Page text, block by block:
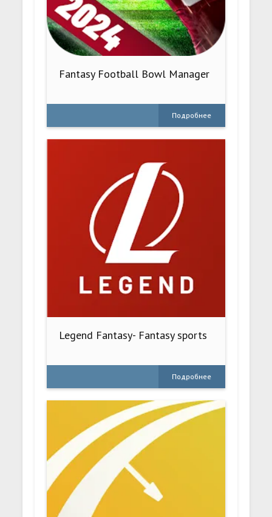
Fantasy Football Bowl Manager
Подробнее
Legend Fantasy- Fantasy sports
Подробнее